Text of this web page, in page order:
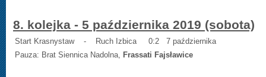
8. kolejka - 5 października 2019 (sobota)
Start Krasnystaw - Ruch Izbica 0:2
7 października
Pauza: Brat Siennica Nadolna, Frassati Fajsławice